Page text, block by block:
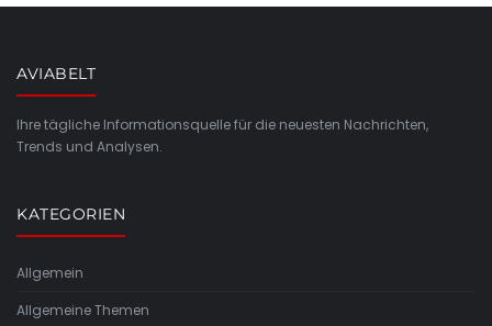
AVIABELT
Ihre tägliche Informationsquelle für die neuesten Nachrichten,
Trends und Analysen.
KATEGORIEN
Allgemein
Allgemeine Themen